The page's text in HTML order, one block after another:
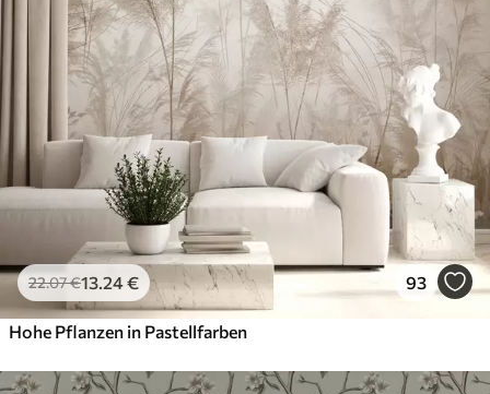
22.07€13 .24€ 93
Hohe Pflanzen in Pastellfarben